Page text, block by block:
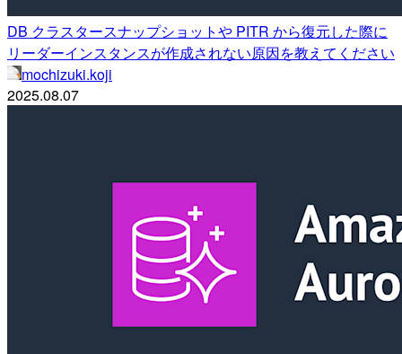
DB クラスタースナップショットや PITR から復元した際に
リーダーインスタンスが作成されない原因を教えてください
mochizuki.koji
2025.08.07